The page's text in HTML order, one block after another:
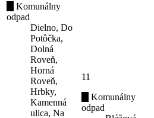
Komunálny
odpad
Dielno, Do
Potôčka,
Dolná
Roveň,
Horná
Roveň,
Hrbky,
Kamenná
ulica, Na
11
Komunálny
odpad